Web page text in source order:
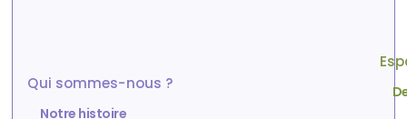
Qui sommes-nous ?
Notre histoire